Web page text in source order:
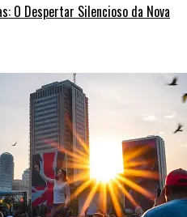
O Despertar Silencioso da Nova